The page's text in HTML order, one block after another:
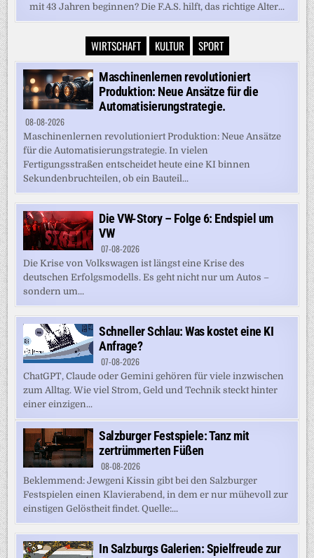
mit 43 Jahren beginnen? Die F.A.S. hilft, das richtige Alter...
WIRTSCHAFT KULTUR SPORT
Maschinenlernen revolutioniert
Produktion: Neue Ansätze für die
Automatisierungstrategie.
08-08-2026
Maschinenlernen revolutioniert Produktion: Neue Ansätze
für die Automatisierungstrategie. In vielen
Fertigungsstraßen entscheidet heute eine KI binnen
Sekundenbruchteilen, ob ein Bauteil...
Die VW-Story – Folge 6: Endspiel um
VW
07-08-2026
Die Krise von Volkswagen ist längst eine Krise des
deutschen Erfolgsmodells. Es geht nicht nur um Autos –
sondern um...
Schneller Schlau: Was kostet eine KI
Anfrage?
07-08-2026
ChatGPT, Claude oder Gemini gehören für viele inzwischen
zum Alltag. Wie viel Strom, Geld und Technik steckt hinter
einer einzigen...
Salzburger Festspiele: Tanz mit
zertrümmerten Füßen
08-08-2026
Beklemmend: Jewgeni Kissin gibt bei den Salzburger
Festspielen einen Klavierabend, in dem er nur mühevoll zur
einstigen Gelöstheit findet. Quelle:...
In Salzburgs Galerien: Spielfreude zur